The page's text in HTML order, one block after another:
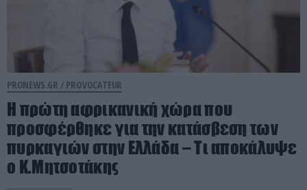
PRONEWS.GR / PROVOCATEUR
Η πρώτη αφρικανική χώρα που
προσφέρθηκε για την κατάσβεση των
πυρκαγιών στην Ελλάδα – Τι αποκάλυψε
ο Κ.Μητσοτάκης